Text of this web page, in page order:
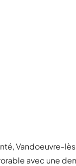
Vandoeuvre-
avec une